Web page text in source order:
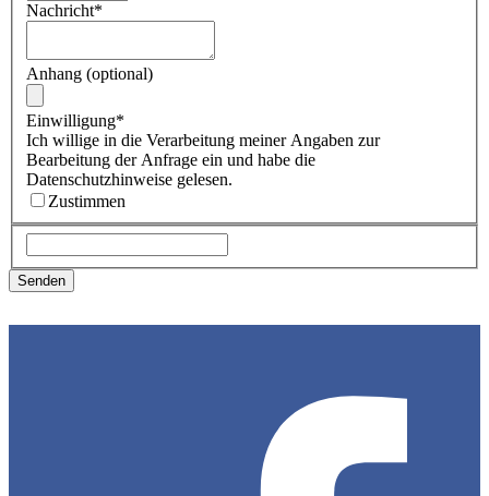
Nachricht*
Anhang (optional)
Einwilligung*
Ich willige in die Verarbeitung meiner Angaben zur
Bearbeitung der Anfrage ein und habe die
Datenschutzhinweise gelesen.
Zustimmen